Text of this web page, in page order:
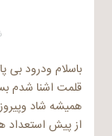
باسلام ودرود بی
قلمت اشنا شدم
همیشه شاد
از پیش استعداد